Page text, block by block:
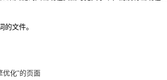
文件。
优化”的页面